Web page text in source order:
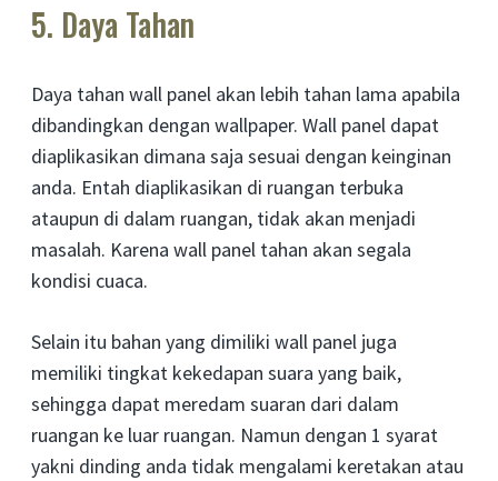
5. Daya Tahan
Daya tahan wall panel akan lebih tahan lama apabila
dibandingkan dengan wallpaper. Wall panel dapat
diaplikasikan dimana saja sesuai dengan keinginan
anda. Entah diaplikasikan di ruangan terbuka
ataupun di dalam ruangan, tidak akan menjadi
masalah. Karena wall panel tahan akan segala
kondisi cuaca.
Selain itu bahan yang dimiliki wall panel juga
memiliki tingkat kekedapan suara yang baik,
sehingga dapat meredam suaran dari dalam
ruangan ke luar ruangan. Namun dengan 1 syarat
yakni dinding anda tidak mengalami keretakan atau